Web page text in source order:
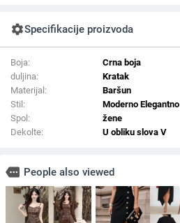
settingsSpecifikacije proizvoda
Boja:
Crna boja
duljina:
Kratak
Materijal:
Baršun
Stil:
Moderno Elegantno
Spol:
žene
Dekolte:
U obliku slova V
more People also viewed